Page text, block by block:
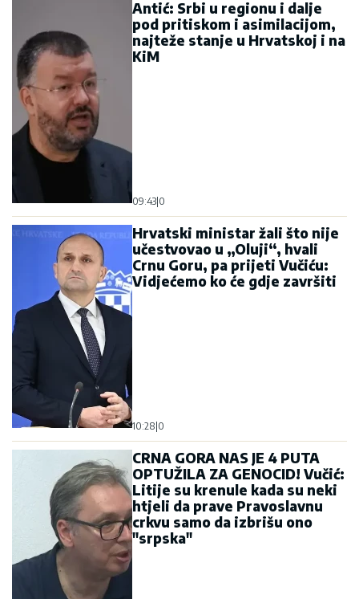
Antić: Srbi u regionu i dalje
pod pritiskom i asimilacijom,
najteže stanje u Hrvatskoj i na
KiM
09:43 0
Hrvatski ministar žali što nije
učestvovao u „Oluji“, hvali
Crnu Goru, pa prijeti Vučiću:
Vidjećemo ko će gdje završiti
10:28 0
CRNA GORA NAS JE 4 PUTA
OPTUŽILA ZA GENOCID! Vučić:
Litije su krenule kada su neki
htjeli da prave Pravoslavnu
crkvu samo da izbrišu ono
"srpska"